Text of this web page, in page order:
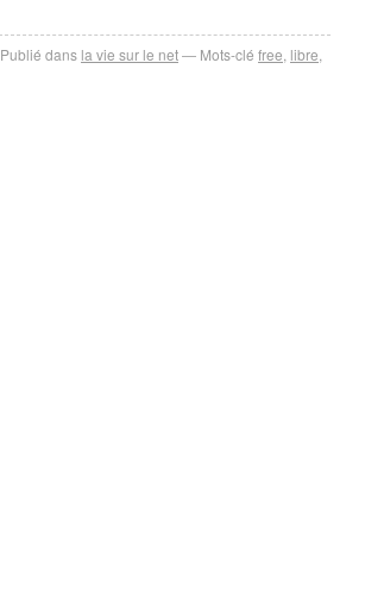
Publié dans la vie sur le net Mots-clé free libre